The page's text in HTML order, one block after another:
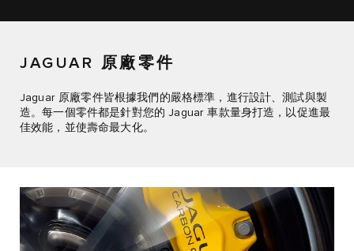
JAGUAR 原廠零件
Jaguar 原廠零件皆根據我們的嚴格標準，進行設計、測試與製
造。每一個零件都是針對您的 Jaguar 車款量身打造，以促進最
佳效能，並使壽命最大化。